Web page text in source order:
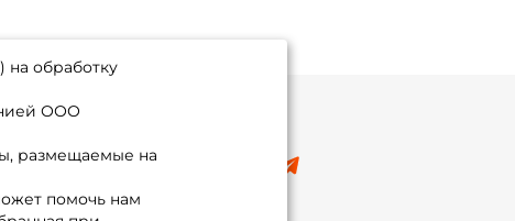
на обработку
ООО
размещаемые на
помочь нам
8 (495) 532-77-88